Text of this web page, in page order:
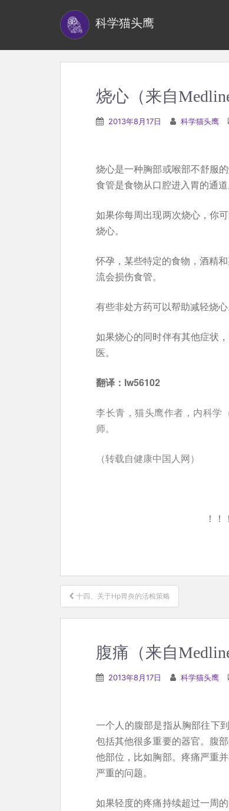
科学猫头鹰
烧心（来自
2013年8月17日 科学猫头鹰
烧心是一种胸部或喉部不舒服
食管是食物从口腔进入胃的通道
如果你每周出现两次烧心，你
烧心。
怀孕，某些特定的食物，酒精
流会损伤食管。
有些非处方药可以帮助减轻烧
如果烧心的同时伴有其他症状
医。
翻译：lw56102
李长青，猫头鹰作者，内科学
师。
（转载自健康中国人网）
！
文
章
导
十四、关于Hp胃炎的活检策略
腹痛（来自
2013年8月17日 科学猫头鹰
一个人的腹部是指从胸部往下
包括其他很多重要的器官。腹
他部位，比如胸部。疼痛严重
严重的问题。
如果轻度的疼痛持续超过一周